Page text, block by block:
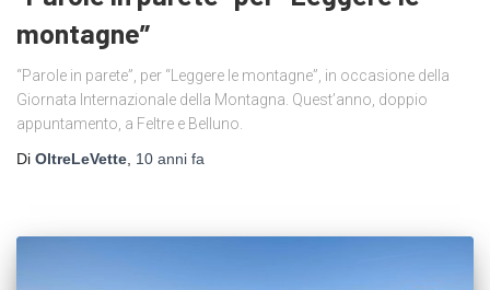
montagne”
“Parole in parete”, per “Leggere le montagne”, in occasione della
Giornata Internazionale della Montagna. Quest’anno, doppio
appuntamento, a Feltre e Belluno.
Di OltreLeVette, 10 anni fa